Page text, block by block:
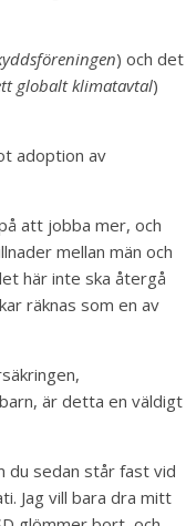
) och det
globalt klimatavtal)
adoption av
att jobba mer, och
mellan män och
här inte ska återgå
räknas som en av
är detta en väldigt
du sedan står fast vid
Jag vill bara dra mitt